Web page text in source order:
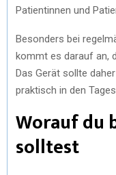
Patientinnen und
Besonders bei
kommt es darauf an,
Das Gerät sollte
praktisch in den
Worauf du
solltest